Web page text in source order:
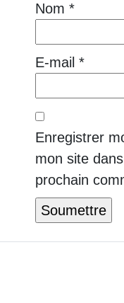
Nom *
E-mail *
Enregistrer
mon site
prochain